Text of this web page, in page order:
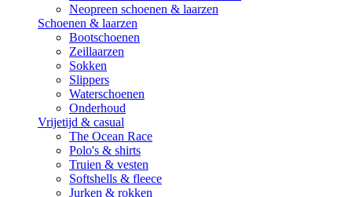
Neopreen schoenen & laarzen
Schoenen & laarzen
Bootschoenen
Zeillaarzen
Sokken
Slippers
Waterschoenen
Onderhoud
Vrijetijd & casual
The Ocean Race
Polo's & shirts
Truien & vesten
Softshells & fleece
Jurken & rokken